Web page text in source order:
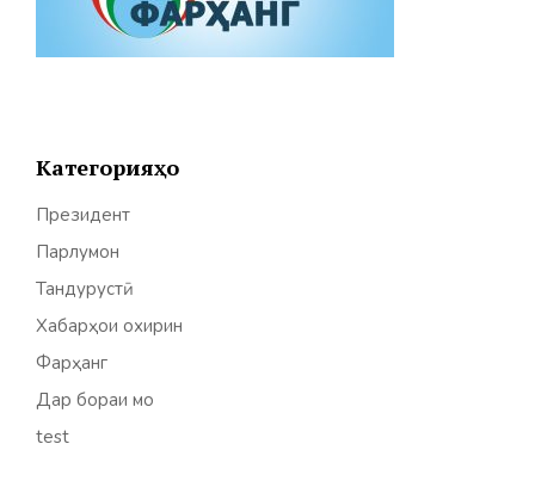
Категорияҳо
Президент
Парлумон
Тандурустӣ
Хабарҳои охирин
Фарҳанг
Дар бораи мо
test